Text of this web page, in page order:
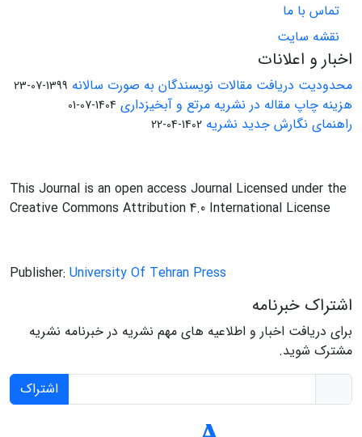
تماس با ما
نقشه سایت
اخبار و اعلانات
محدودیت دریافت مقالات نویسندگان به صورت سالانه 1399-07-23
هزینه چاپ مقاله در نشریه مرتع و آبخیزداری 1404-07-01
راهنمای نگارش جدید نشریه 1402-04-22
This Journal is an open access Journal Licensed under the
Creative Commons Attribution 4.0 International License
Publisher: University Of Tehran Press
اشتراک خبرنامه
برای دریافت اخبار و اطلاعیه های مهم نشریه در خبرنامه نشریه
مشترک شوید.
اشتراک